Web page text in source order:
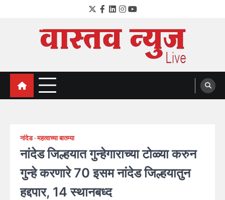
Twitter
Facebook
LinkedIn
Instagram
YouTube
VastavNEWSLive.com
a leading NEWS portal of Maharahstra
नांदेड महत्वाच्या बातम्या
नांदेड जिल्हयात गुन्हेगाराच्या टोळ्या करुन
गुन्हे करणारे 70 इसम नांदेड जिल्हयातुन
हद्दपार, 14 स्थानबध्द